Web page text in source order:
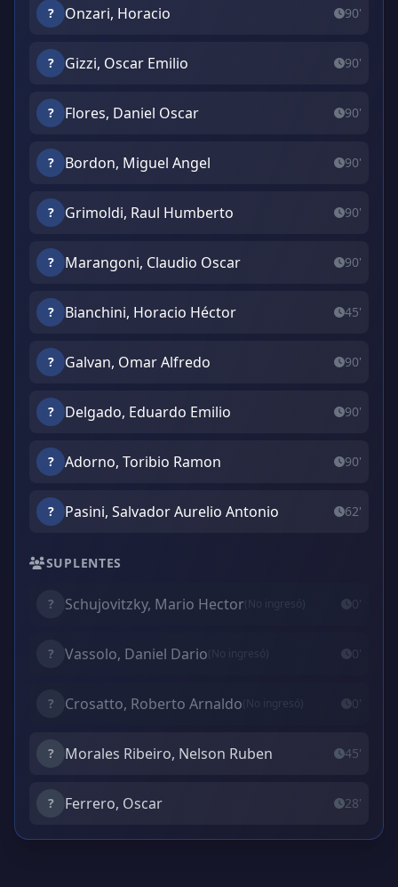
? Onzari, Horacio 90'
? Gizzi, Oscar Emilio 90'
? Flores, Daniel Oscar 90'
? Bordon, Miguel Angel 90'
? Grimoldi, Raul Humberto 90'
? Marangoni, Claudio Oscar 90'
? Bianchini, Horacio Héctor 45'
? Galvan, Omar Alfredo 90'
? Delgado, Eduardo Emilio 90'
? Adorno, Toribio Ramon 90'
? Pasini, Salvador Aurelio Antonio 62'
SUPLENTES
? Schujovitzky, Mario Hector(No ingresó) 0'
? Vassolo, Daniel Dario(No ingresó) 0'
? Crosatto, Roberto Arnaldo(No ingresó) 0'
? Morales Ribeiro, Nelson Ruben 45'
? Ferrero, Oscar 28'